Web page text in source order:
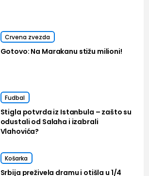
Crvena zvezda
Gotovo: Na Marakanu stižu milioni!
Fudbal
Stigla potvrda iz Istanbula – zašto su
odustali od Salaha i izabrali
Vlahovića?
Košarka
Srbija preživela dramu i otišla u 1/4